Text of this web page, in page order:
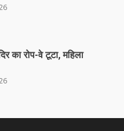
का रोप-वे टूटा, महिला